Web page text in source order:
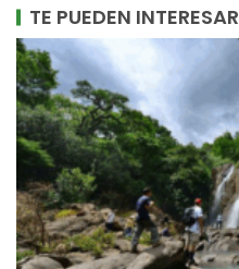
TE PUEDEN INTERESAR